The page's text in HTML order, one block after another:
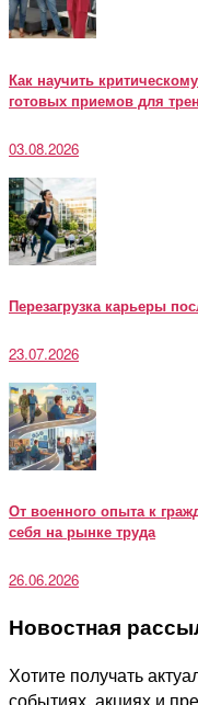
Как научить
готовых приемов для
03.08.2026
Перезагрузка карьеры
23.07.2026
От военного опыта к
себя на рынке труда
26.06.2026
Новостная
Хотите получать